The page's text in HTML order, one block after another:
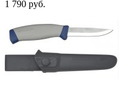
1 790 руб.